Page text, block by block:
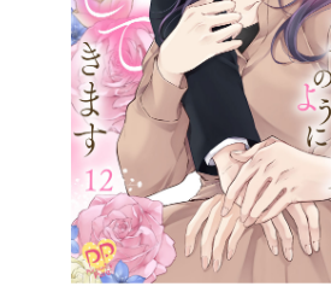
スフレコミックス
ロイヤルキス＆チュールキス
ピュールコミックス
フェアリーキス
BLノベル
TLノベル
少女コミック
ライトノベル
作品一覧
会社情報一覧
会社概要
採用情報
募集情報